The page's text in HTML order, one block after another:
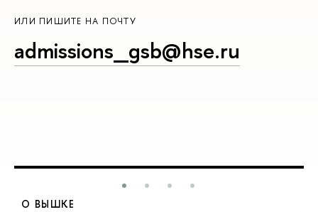
ИЛИ ПИШИТЕ НА ПОЧТУ
admissions_gsb@hse.ru
О ВЫШКЕ